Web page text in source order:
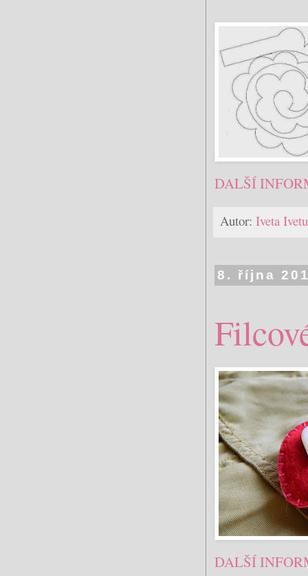
DALŠÍ
Autor: Iveta
8. října
DALŠÍ